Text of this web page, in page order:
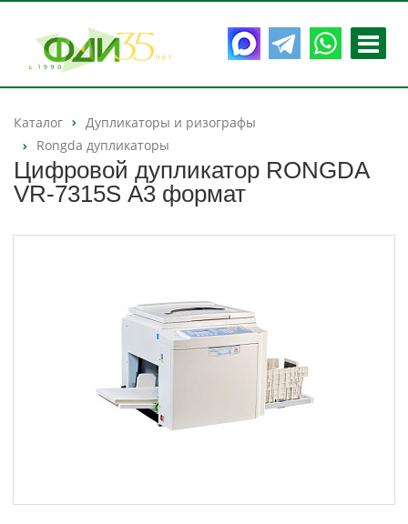
Каталог
Дупликаторы и ризографы
Rongda дупликаторы
Цифровой дупликатор RONGDA
VR-7315S А3 формат